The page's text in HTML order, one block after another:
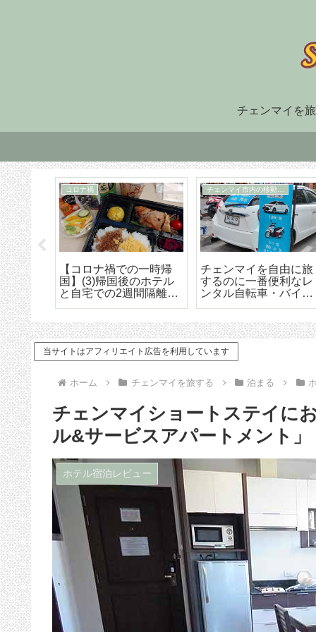
チェンマイを
でオ
人気
菜創
ラン
住まい探し
チェンマイ長期滞在の
ための住まい探しはこ
うやろう エリア選び
TM30
TM-30とは何か、初回
け出の方法などの詳細
な解説
当サイトはアフィリエイト広告を利用しています
ホーム チェンマイを旅する 泊まる
チェンマイショートステイに
ル&サービスアパートメント」
ホテル宿泊レビュー